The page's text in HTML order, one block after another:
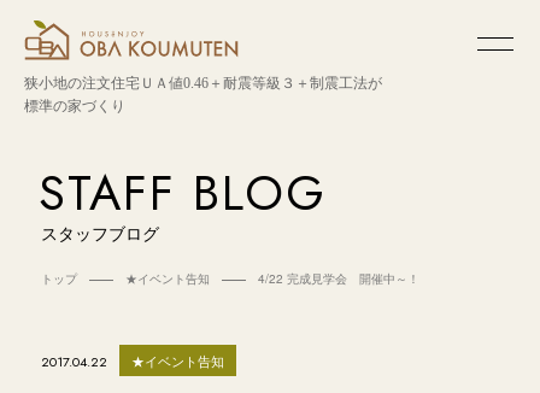
狭小地の注文住宅ＵＡ値0.46＋耐震等級３＋制震工法が
標準の家づくり
STAFF BLOG
スタッフブログ
トップ ★イベント告知 4/22 完成見学会 開催中～！
2017.04.22 ★イベント告知